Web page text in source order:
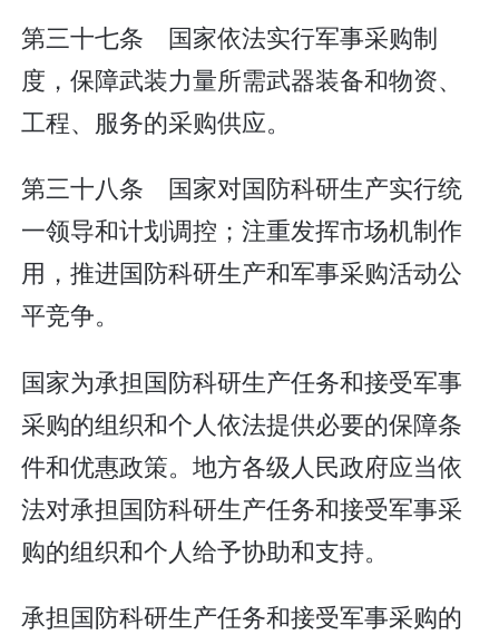
第三十七条 国家依法实行军事采购制
度，保障武装力量所需武器装备和物资、
工程、服务的采购供应。
第三十八条 国家对国防科研生产实行统
一领导和计划调控；注重发挥市场机制作
用，推进国防科研生产和军事采购活动公
平竞争。
国家为承担国防科研生产任务和接受军事
采购的组织和个人依法提供必要的保障条
件和优惠政策。地方各级人民政府应当依
法对承担国防科研生产任务和接受军事采
购的组织和个人给予协助和支持。
承担国防科研生产任务和接受军事采购的